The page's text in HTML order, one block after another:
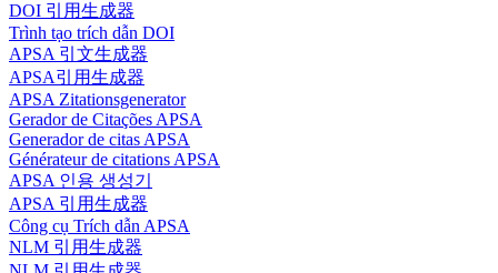
DOI 引用生成器
Trình tạo trích dẫn DOI
APSA 引文生成器
APSA引用生成器
APSA Zitationsgenerator
Gerador de Citações APSA
Generador de citas APSA
Générateur de citations APSA
APSA 인용 생성기
APSA 引用生成器
Công cụ Trích dẫn APSA
NLM 引用生成器